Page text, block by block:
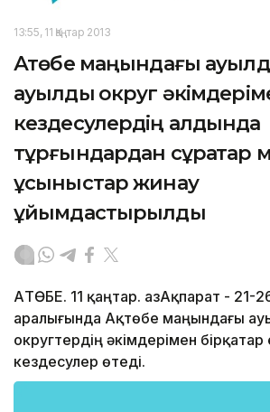
13:55, 11 Қаңтар 2013
Ақтөбе маңындағы
ауылдық округ
кездесулердің алдында
тұрғындардан сұрақтар
ұсыныстар жинау
ұйымдастырылды
АҚТӨБЕ. 11 қаңтар. ҚазАқпарат - 21-
аралығында Ақтөбе маңындағы
округтердің әкімдерімен бірқатар
кездесулер өтеді.